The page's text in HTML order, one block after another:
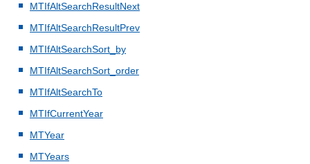
MTIfAltSearchResultNext
MTIfAltSearchResultPrev
MTIfAltSearchSort_by
MTIfAltSearchSort_order
MTIfAltSearchTo
MTIfCurrentYear
MTYear
MTYears